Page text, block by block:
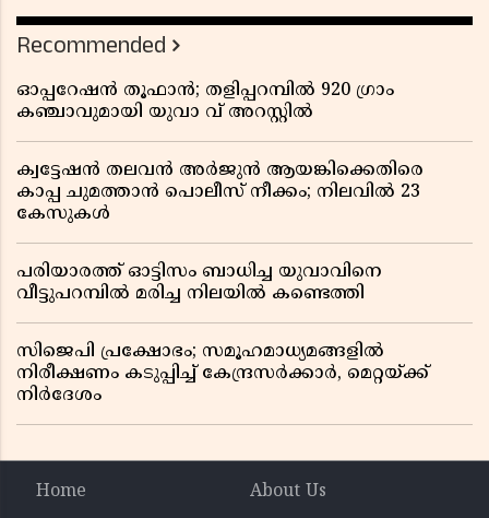
Recommended
ഓപ്പറേഷൻ തൂഫാൻ; തളിപ്പറമ്പിൽ 920 ഗ്രാം
കഞ്ചാവുമായി യുവാ വ് അറസ്റ്റിൽ
ക്വട്ടേഷൻ തലവൻ അർജുൻ ആയങ്കിക്കെതിരെ
കാപ്പ ചുമത്താൻ പൊലീസ് നീക്കം; നിലവിൽ 23
കേസുകൾ
പരിയാരത്ത് ഓട്ടിസം ബാധിച്ച യുവാവിനെ
വീട്ടുപറമ്പിൽ മരിച്ച നിലയിൽ കണ്ടെത്തി
സിജെപി പ്രക്ഷോഭം; സമൂഹമാധ്യമങ്ങളിൽ
നിരീക്ഷണം കടുപ്പിച്ച് കേന്ദ്രസർക്കാർ, മെറ്റയ്ക്ക്
നിർദേശം
Home
About Us